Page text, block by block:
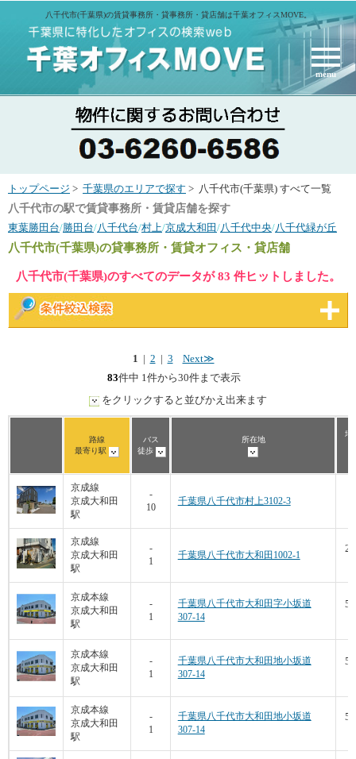
八千代市(千葉県)の賃貸事務所・貸事務所・貸店舗は千葉オフィスMOVE。
menu
トップページ > 千葉県のエリアで探す > 八千代市(千葉県) すべて一覧
八千代市の駅で賃貸事務所・賃貸店舗を探す
東葉勝田台/勝田台/八千代台/村上/京成大和田 /八千代中央/八千代緑が丘
八千代市(千葉県)の貸事務所・賃貸オフィス・貸店舗
八千代市(千葉県)のすべてのデータが 83 件ヒットしました。
1 2 3
Next≫
83件中 1件から30件まで表示
をクリックすると並びかえ出来ます
路線
最寄り駅
バス
徒歩
所在地
坪
京成線
京成大和田
駅
-
10
千葉県八千代市村上3102-3
京成線
京成大和田
駅
-
1
千葉県八千代市大和田1002-1
京成本線
京成大和田
駅
-
1
千葉県八千代市大和田字小坂道
307-14
京成本線
京成大和田
駅
-
1
千葉県八千代市大和田地小坂道
307-14
京成本線
京成大和田
駅
-
1
千葉県八千代市大和田地小坂道
307-14